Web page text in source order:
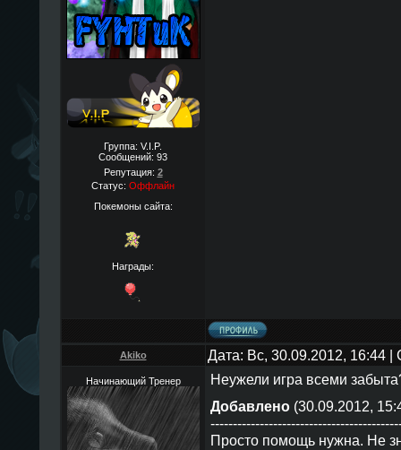
Группа: V.I.P.
Сообщений: 93
Репутация: 2
Статус: Оффлайн
Покемоны сайта:
Награды:
Akiko Дата: Вс, 30.09.2012, 16:44
Начинающий Тренер
Неужели игра всеми
Добавлено(30.09.2012,
Просто помощь нужна. Не